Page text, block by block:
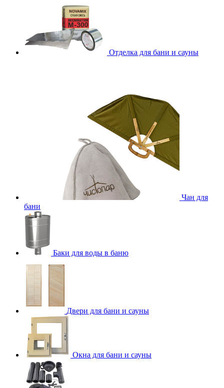
Отделка для бани и сауны
Чан для
бани
Баки для воды в баню
Двери для бани и сауны
Окна для бани и сауны